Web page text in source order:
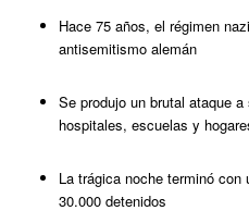
Hace 75 años, el régimen
antisemitismo alemán
Se produjo un brutal ataque
hospitales, escuelas y
La trágica noche terminó
30.000 detenidos